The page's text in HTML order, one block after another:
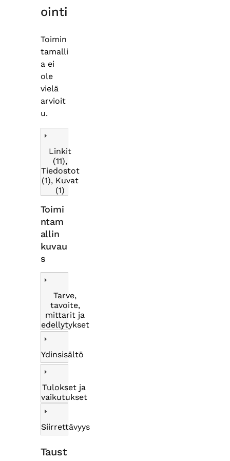
ointi
Toimin
tamalli
a ei
ole
vielä
arvioit
u.
Linkit
(11),
Tiedostot
(1), Kuvat
(1)
Toimi
ntam
allin
kuvau
s
Tarve,
tavoite,
mittarit ja
edellytykset
Ydinsisältö
Tulokset ja
vaikutukset
Siirrettävyys
Taust